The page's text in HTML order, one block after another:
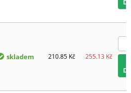
skladem 210.85 Kč 255.13 Kč